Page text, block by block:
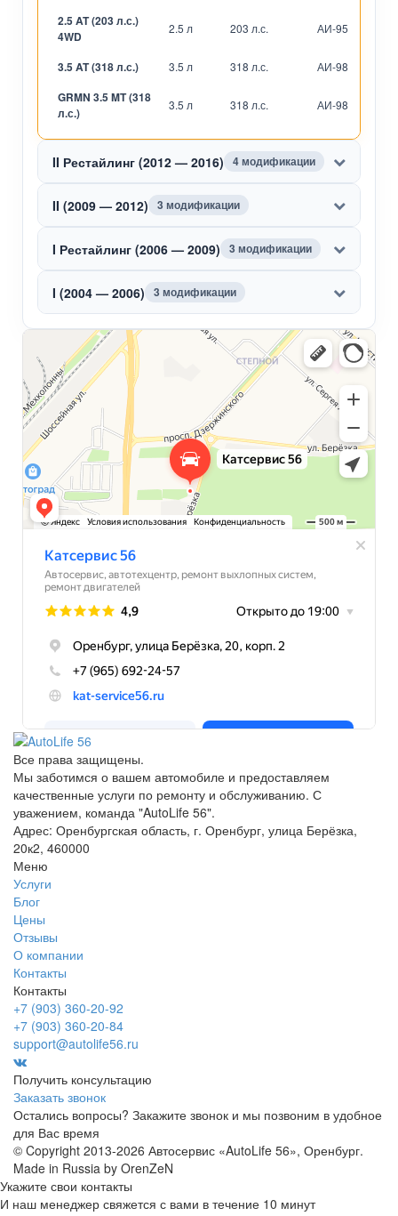
2.5 AT (203 л.с.)
4WD
2.5 л 203 л.с. АИ-95
3.5 AT (318 л.с.) 3.5 л 318 л.с. АИ-98
GRMN 3.5 MT (318
л.с.)
3.5 л 318 л.с. АИ-98
II Рестайлинг (2012 — 2016) 4 модификации
II (2009 — 2012) 3 модификации
I Рестайлинг (2006 — 2009) 3 модификации
I (2004 — 2006) 3 модификации
Все права защищены.
Мы заботимся о вашем автомобиле и предоставляем
качественные услуги по ремонту и обслуживанию. С
уважением, команда "AutoLife 56".
Адрес: Оренбургская область, г. Оренбург, улица Берёзка,
20к2, 460000
Меню
Услуги
Блог
Цены
Отзывы
О компании
Контакты
Контакты
+7 (903) 360-20-92
+7 (903) 360-20-84
support@autolife56.ru
Получить консультацию
Заказать звонок
Остались вопросы? Закажите звонок и мы позвоним в удобное
для Вас время
© Copyright 2013-2026 Автосервис «AutoLife 56», Оренбург.
Made in Russia by OrenZeN
Укажите свои контакты
И наш менеджер свяжется с вами в течение 10 минут